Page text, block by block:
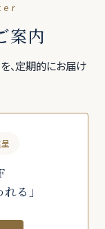
案内
、定期的にお届け
る」